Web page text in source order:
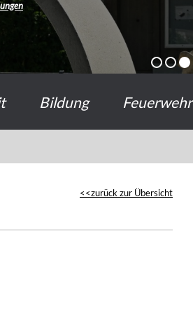
Bildung Feuerwehr
zurück zur Übersicht